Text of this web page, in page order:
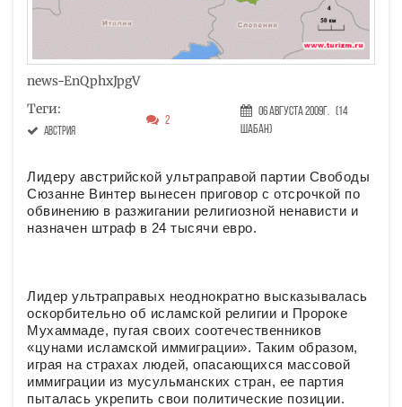
news-EnQphxJpgV
Теги:
австрия
2
06 Августа 2009г. (14
Шабан)
Лидеру австрийской ультраправой партии Свободы
Сюзанне Винтер вынесен приговор с отсрочкой по
обвинению в разжигании религиозной ненависти и
назначен штраф в 24 тысячи евро.
Лидер ультраправых неоднократно высказывалась
оскорбительно об исламской религии и Пророке
Мухаммаде, пугая своих соотечественников
«цунами исламской иммиграции». Таким образом,
играя на страхах людей, опасающихся массовой
иммиграции из мусульманских стран, ее партия
пыталась укрепить свои политические позиции.